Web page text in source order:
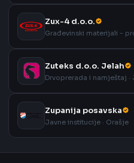
Zux-4 d.o.o.
Građevinski materijali -
Zuteks d.o.o. Jelah
Drvoprerada i namještaj ·
Zupanija posavska
Javne institucije · Orašje